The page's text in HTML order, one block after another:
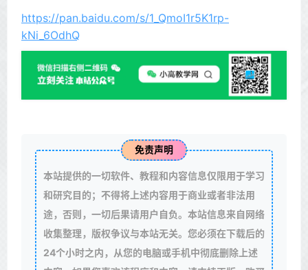
https://pan.baidu.com/s/1_QmoI1r5K1rp-
kNi_6OdhQ
免责声明
本站提供的一切软件、教程和内容信息仅限用于学习
和研究目的；不得将上述内容用于商业或者非法用
途，否则，一切后果请用户自负。本站信息来自网络
收集整理，版权争议与本站无关。您必须在下载后的
24个小时之内，从您的电脑或手机中彻底删除上述